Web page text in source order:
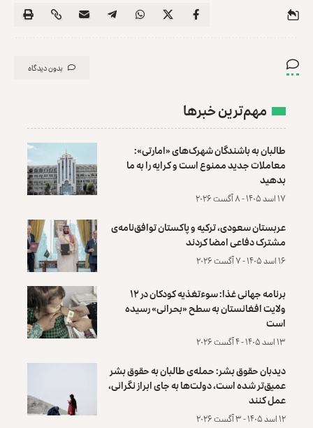
بدون دیدگاه
مهم‌ترین خبرها
طالبان به باشندگان شهرک‌های «امارتی»:
معاملات جدید ممنوع است و کرایه را به ما
بدهید
۱۷ اسد ۱۴۰۵ - ۸ آگست ۲۰۲۶
عربستان سعودی، ترکیه و پاکستان توافق‌نامه‌ی
مشترک دفاعی امضا کردند
۱۶ اسد ۱۴۰۵ - ۷ آگست ۲۰۲۶
برنامه جهانی غذا: سوءتغذیه کودکان در ۱۲
ولایت افغانستان به سطح «بحرانی» رسیده
است
۱۳ اسد ۱۴۰۵ - ۴ آگست ۲۰۲۶
دیدبان حقوق بشر: حمله‌ی طالبان به حقوق بشر
عمیق‌تر شده است، دولت‌ها به جای ابراز نگرانی،
عمل کنند
۱۲ اسد ۱۴۰۵ - ۳ آگست ۲۰۲۶